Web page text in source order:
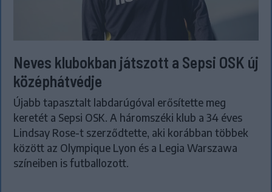
Neves klubokban játszott a Sepsi OSK új
középhátvédje
Újabb tapasztalt labdarúgóval erősítette meg
keretét a Sepsi OSK. A háromszéki klub a 34 éves
Lindsay Rose-t szerződtette, aki korábban többek
között az Olympique Lyon és a Legia Warszawa
színeiben is futballozott.